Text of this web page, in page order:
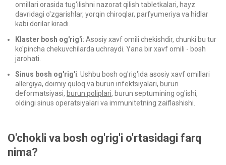
omillari orasida tug'ilishni nazorat qilish tabletkalari, hayz
davridagi o'zgarishlar, yorqin chiroqlar, parfyumeriya va hidlar
kabi dorilar kiradi.
Klaster bosh og'rig'i: Asosiy xavf omili chekishdir, chunki bu tur
ko'pincha chekuvchilarda uchraydi. Yana bir xavf omili - bosh
jarohati.
Sinus bosh og'rig'i: Ushbu bosh og'rig'ida asosiy xavf omillari
allergiya, doimiy quloq va burun infektsiyalari, burun
deformatsiyasi, burun poliplari, burun septumining og'ishi,
oldingi sinus operatsiyalari va immunitetning zaiflashishi.
O'chokli va bosh og'rig'i o'rtasidagi farq
nima?